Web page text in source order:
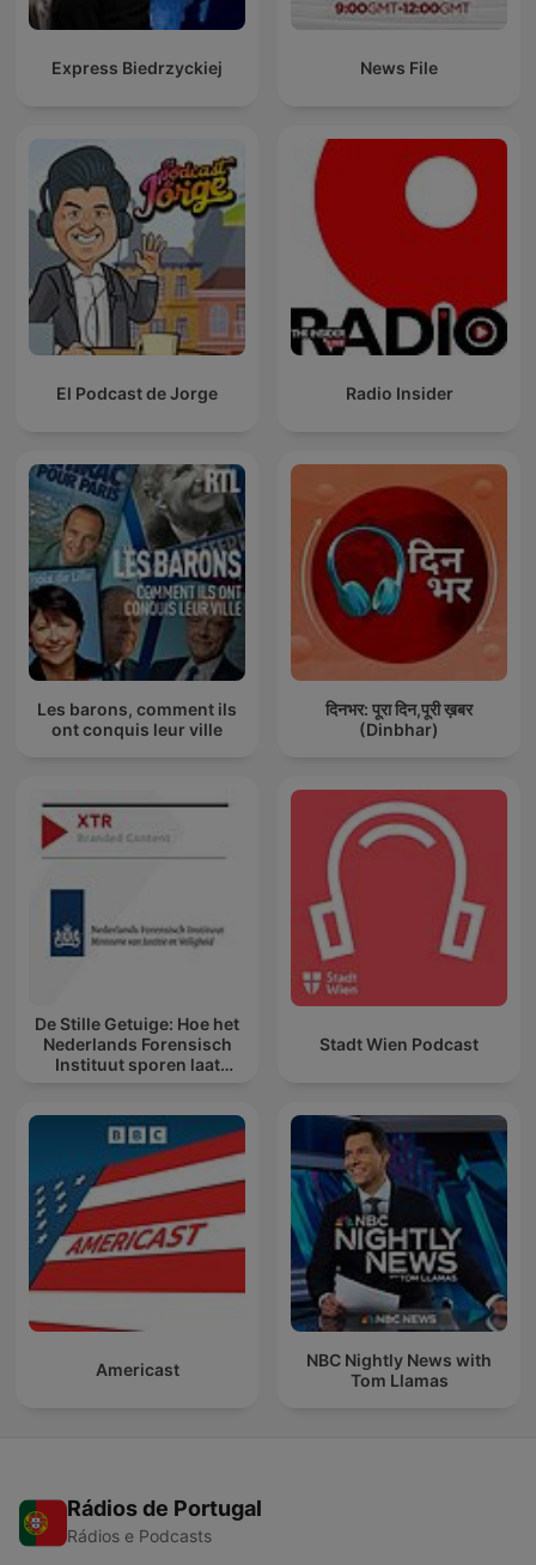
Express Biedrzyckiej News File
El Podcast de Jorge Radio Insider
Les barons, comment ils
ont conquis leur ville
दिनभर: पूरा दिन,पूरी ख़बर
(Dinbhar)
De Stille Getuige: Hoe het
Nederlands Forensisch
Instituut sporen laat
Stadt Wien Podcast
Americast
NBC Nightly News with
Tom Llamas
Rádios de Portugal
Rádios e Podcasts